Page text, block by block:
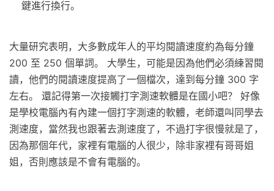
鍵進行換行。
大量研究表明，大多數成年人的平均閱讀速度約為每分鐘
200 至 250 個單詞。 大學生，可能是因為他們必須練習閱
讀，他們的閱讀速度提高了一個檔次，達到每分鐘 300 字
左右。 還記得第一次接觸打字測速軟體是在國小吧？ 好像
是學校電腦內有內建一個打字測速的軟體，老師還叫同學去
測速度，當然我也跟著去測速度了，不過打字很慢就是了，
因為那個年代，家裡有電腦的人很少，除非家裡有哥哥姐
姐，否則應該是不會有電腦的。